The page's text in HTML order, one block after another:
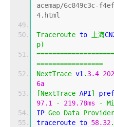
acemap/6c849c3c-
4.html
Traceroute to 上海
p)
=================
NextTrace v1 . 3.4
6a
[NextTrace API]
97.1
- 219.78ms -
IP Geo Data Provider
traceroute to 58.32.